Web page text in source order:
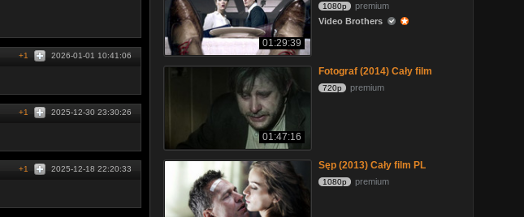
2026-01-01 10:41:06
+1
2025-12-30 23:30:26
+1
2025-12-18 22:20:33
+1
01:29:39
1080p
premium
Video Brothers
01:47:16
Fotograf (2014) Cały film
720p premium
Sęp (2013) Cały film PL
1080p premium